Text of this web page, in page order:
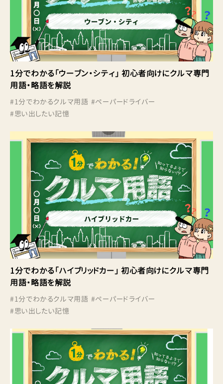
1分でわかる「ウーブン・シティ」 初心者向けにクルマ専門
用語・略語を解説
#1分でわかるクルマ用語 #ペーパードライバー
#思い出したい記憶
1分でわかる「ハイブリッドカー」 初心者向けにクルマ専門
用語・略語を解説
#1分でわかるクルマ用語 #ペーパードライバー
#思い出したい記憶